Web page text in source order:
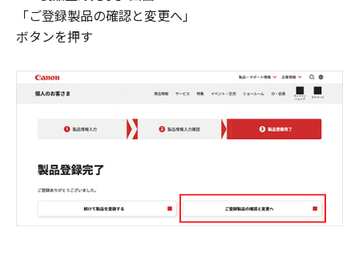
「ご登録製品の確認と変更へ」
ボタンを押す